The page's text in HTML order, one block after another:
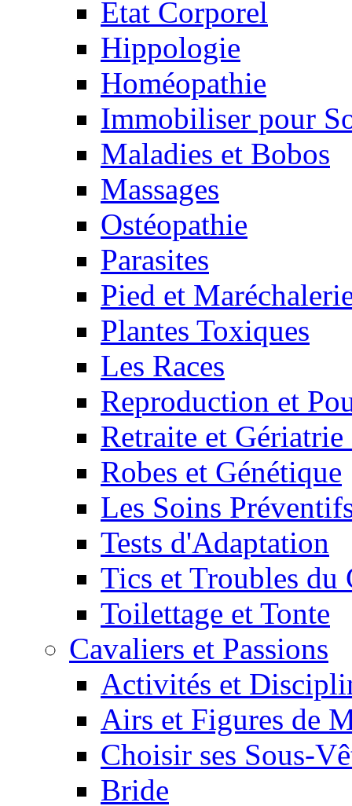
Etat Corporel
Hippologie
Homéopathie
Immobiliser pour
Maladies et Bobos
Massages
Ostéopathie
Parasites
Pied et
Plantes Toxiques
Les Races
Reproduction et
Retraite et
Robes et Génétique
Les Soins
Tests d'Adaptation
Tics et Troubles du
Toilettage et Tonte
Cavaliers et Passions
Activités et
Airs et Figures de
Choisir ses Sous-
Bride